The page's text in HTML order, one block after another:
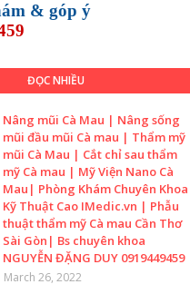
& góp ý
ĐỌC NHIỀU
Nâng mũi Cà Mau | Nâng sống
mũi đầu mũi Cà mau | Thẩm mỹ
mũi Cà Mau | Cắt chỉ sau thẩm
mỹ Cà mau | Mỹ Viện Nano Cà
Mau| Phòng Khám Chuyên Khoa
Kỹ Thuật Cao IMedic.vn | Phẫu
thuật thẩm mỹ Cà mau Cần Thơ
Sài Gòn| Bs chuyên khoa
NGUYỄN ĐẶNG DUY 0919449459
March 26, 2022